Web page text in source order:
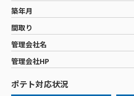
新居をご検討中の方へ
ポテトを導入している集合住宅
物件情報
特典・キャンペーン
おトクな割引サービス
WEBメール
サポートサービス
サポートサービストップ
リモートコール
回線速度測定
新着情報
メンテナンス・障害情報
サービス案内
ケーブルテレビ
ケーブルテレビトップ
チャンネル紹介
料⾦プラン
インターネット
インターネットトップ
料⾦プラン
固定電話
固定電話トップ
ポテトスマートフォン
コミチャン
お困りの方はこちら
会社案内
メンテナンス
築年月
間取り
管理会社名
管理会社HP
ポテト対応状況